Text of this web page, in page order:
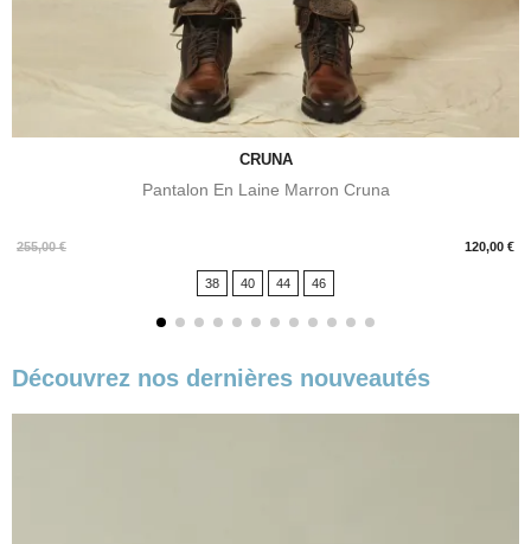
CRUNA
Pantalon En Laine Marron Cruna
255,00 € 120,00 €
Prix
38 40 44 46
Découvrez nos dernières nouveautés